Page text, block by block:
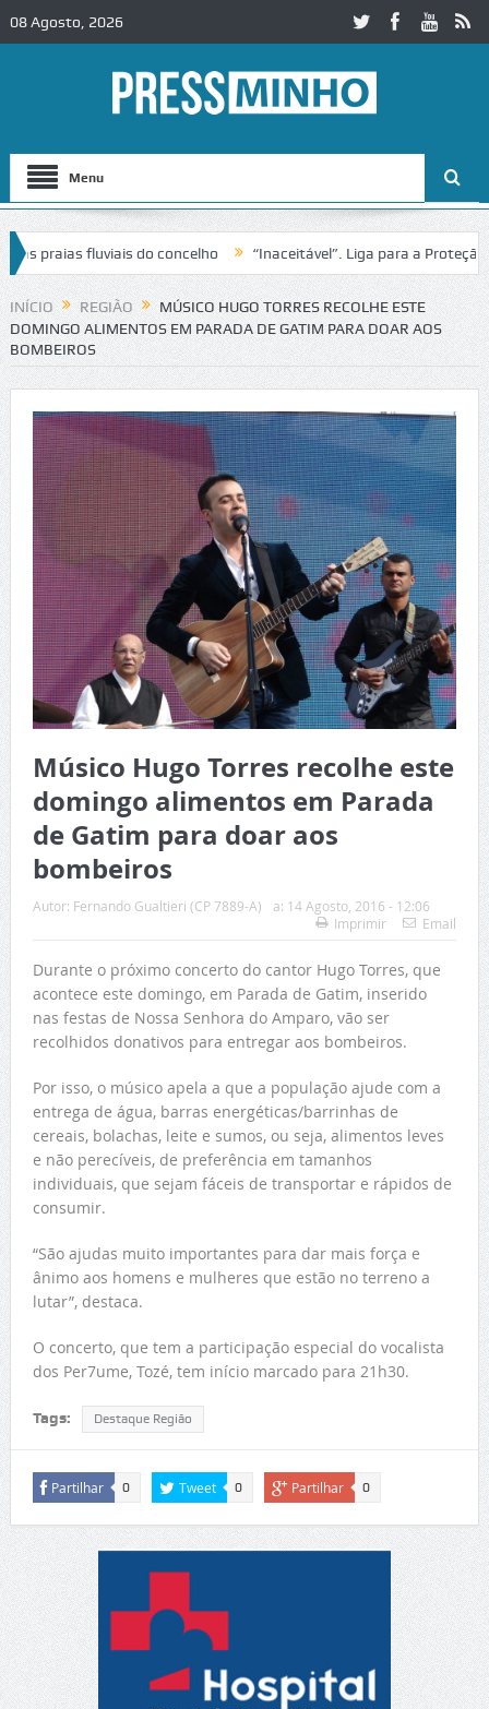
08 Agosto, 2026
Menu
fluviais do concelho “Inaceitável”. Liga para a Proteção da
de trânsito no IC2 em Alcobaça Igreja do Castelo de Cerveira
INÍCIO REGIÃO
MÚSICO HUGO TORRES RECOLHE ESTE
DOMINGO ALIMENTOS EM PARADA DE GATIM PARA DOAR AOS
BOMBEIROS
Músico Hugo Torres recolhe este
domingo alimentos em Parada
de Gatim para doar aos
bombeiros
Autor: Fernando Gualtieri (CP 7889-A) a: 14 Agosto, 2016 - 12:06
Imprimir
Email
Durante o próximo concerto do cantor Hugo Torres, que
acontece este domingo, em Parada de Gatim, inserido
nas festas de Nossa Senhora do Amparo, vão ser
recolhidos donativos para entregar aos bombeiros.
Por isso, o músico apela a que a população ajude com a
entrega de água, barras energéticas/barrinhas de
cereais, bolachas, leite e sumos, ou seja, alimentos leves
e não perecíveis, de preferência em tamanhos
individuais, que sejam fáceis de transportar e rápidos de
consumir.
“São ajudas muito importantes para dar mais força e
ânimo aos homens e mulheres que estão no terreno a
lutar”, destaca.
O concerto, que tem a participação especial do vocalista
dos Per7ume, Tozé, tem início marcado para 21h30.
Tags: Destaque Região
Partilhar 0 Tweet 0 Partilhar 0